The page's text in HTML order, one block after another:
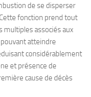
de se disperser
fonction prend tout
multiples associés aux
atteindre
considérablement
et présence de
cause de décès